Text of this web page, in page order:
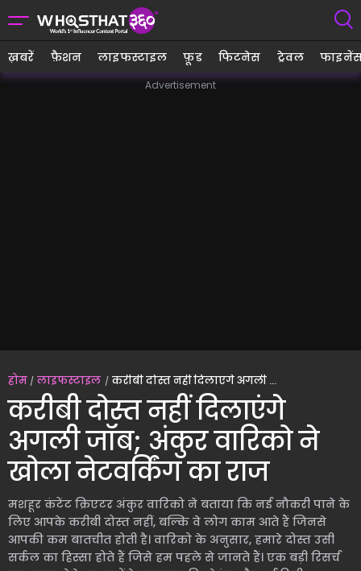
ख़बरें फ़ैशन लाइफस्टाइल फ़ूड फिटनेस ट्रेवल
Advertisement
होम लाइफस्टाइल करीबी दोस्त नहीं दिलाएंगे अगली जॉब; अंकुर वारिको ने खोला नेटवर्किंग का राज
करीबी दोस्त नहीं दिलाएंगे
अगली जॉब; अंकुर वारिको ने
खोला नेटवर्किंग का राज
मशहूर कंटेंट क्रिएटर अंकुर वारिको ने बताया कि नई नौकरी पाने के
लिए आपके करीबी दोस्त नहीं, बल्कि वे लोग काम आते हैं जिनसे
आपकी कम बातचीत होती है। वारिको के अनुसार, हमारे दोस्त उसी
सर्कल का हिस्सा होते हैं जिसे हम पहले से जानते हैं। एक बड़ी रिसर्च